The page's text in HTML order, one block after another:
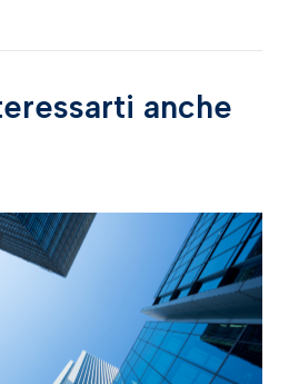
anche